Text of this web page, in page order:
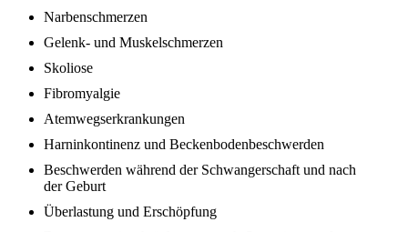
Narbenschmerzen
Gelenk- und Muskelschmerzen
Skoliose
Fibromyalgie
Atemwegserkrankungen
Harninkontinenz und Beckenbodenbeschwerden
Beschwerden während der Schwangerschaft und nach
der Geburt
Überlastung und Erschöpfung